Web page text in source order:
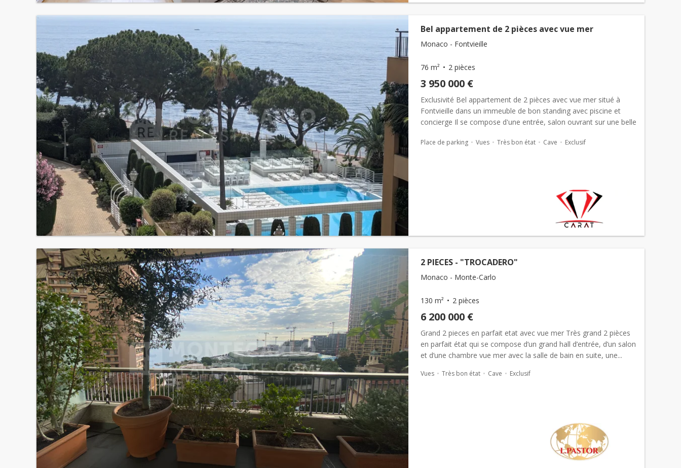
Bel appartement de 2 pièces avec vue mer
Monaco - Fontvieille
76 m² 2 pièces
3 950 000 €
Exclusivité Bel appartement de 2 pièces avec vue mer situé à
Fontvieille dans un immeuble de bon standing avec piscine et
concierge Il se compose d'une entrée, salon ouvrant sur une belle
Place de parking Vues Très bon état Cave Exclusif
2 PIECES - "TROCADERO"
Monaco - Monte-Carlo
130 m² 2 pièces
6 200 000 €
Grand 2 pieces en parfait etat avec vue mer Très grand 2 pièces
en parfait état qui se compose d’un grand hall d’entrée, d’un salon
et d’une chambre vue mer avec la salle de bain en suite, une...
Vues Très bon état Cave Exclusif